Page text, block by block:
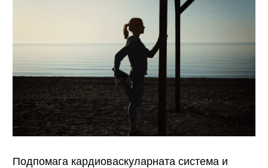
Подпомага кардиоваскуларната система и